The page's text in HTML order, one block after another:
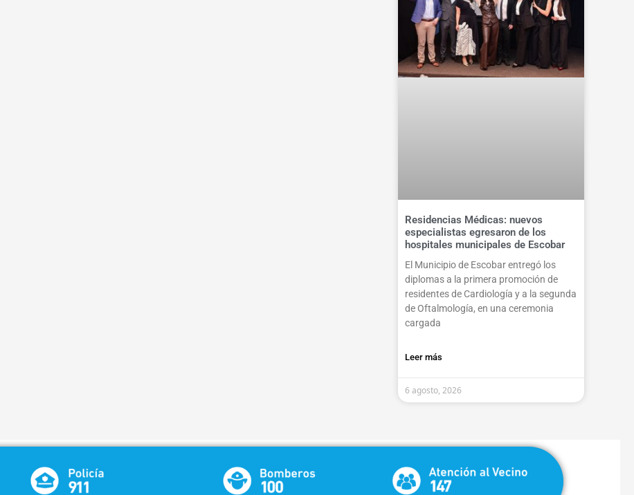
Residencias Médicas: nuevos
especialistas egresaron de los
hospitales municipales de Escobar
El Municipio de Escobar entregó los
diplomas a la primera promoción de
residentes de Cardiología y a la segunda
de Oftalmología, en una ceremonia
cargada
Leer más
6 agosto, 2026